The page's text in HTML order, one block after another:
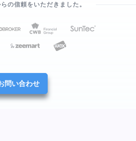
の信頼をいただきました。
問い合わせ